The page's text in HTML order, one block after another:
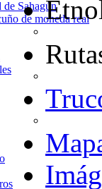
Sahagún
de moneda real